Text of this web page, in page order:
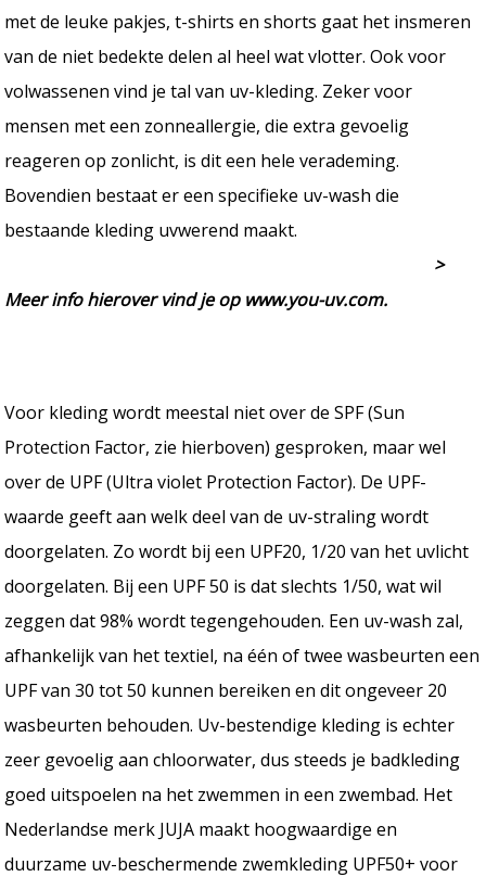
met de leuke pakjes, t-shirts en shorts gaat het insmeren
van de niet bedekte delen al heel wat vlotter. Ook voor
volwassenen vind je tal van uv-kleding. Zeker voor
mensen met een zonneallergie, die extra gevoelig
reageren op zonlicht, is dit een hele verademing.
Bovendien bestaat er een specifieke uv-wash die
bestaande kleding uvwerend maakt.
>
Meer info hierover vind je op www.you-uv.com.
Voor kleding wordt meestal niet over de SPF (Sun
Protection Factor, zie hierboven) gesproken, maar wel
over de UPF (Ultra violet Protection Factor). De UPF-
waarde geeft aan welk deel van de uv-straling wordt
doorgelaten. Zo wordt bij een UPF20, 1/20 van het uvlicht
doorgelaten. Bij een UPF 50 is dat slechts 1/50, wat wil
zeggen dat 98% wordt tegengehouden. Een uv-wash zal,
afhankelijk van het textiel, na één of twee wasbeurten een
UPF van 30 tot 50 kunnen bereiken en dit ongeveer 20
wasbeurten behouden. Uv-bestendige kleding is echter
zeer gevoelig aan chloorwater, dus steeds je badkleding
goed uitspoelen na het zwemmen in een zwembad. Het
Nederlandse merk JUJA maakt hoogwaardige en
duurzame uv-beschermende zwemkleding UPF50+ voor